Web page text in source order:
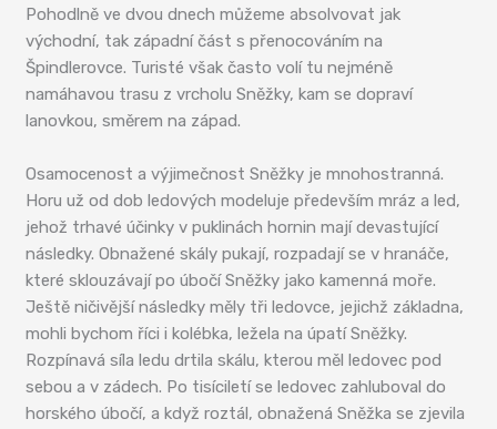
Pohodlně ve dvou dnech můžeme absolvovat jak
východní, tak západní část s přenocováním na
Špindlerovce. Turisté však často volí tu nejméně
namáhavou trasu z vrcholu Sněžky, kam se dopraví
lanovkou, směrem na západ.
Osamocenost a výjimečnost Sněžky je mnohostranná.
Horu už od dob ledových modeluje především mráz a led,
jehož trhavé účinky v puklinách hornin mají devastující
následky. Obnažené skály pukají, rozpadají se v hranáče,
které sklouzávají po úbočí Sněžky jako kamenná moře.
Ještě ničivější následky měly tři ledovce, jejichž základna,
mohli bychom říci i kolébka, ležela na úpatí Sněžky.
Rozpínavá síla ledu drtila skálu, kterou měl ledovec pod
sebou a v zádech. Po tisíciletí se ledovec zahluboval do
horského úbočí, a když roztál, obnažená Sněžka se zjevila